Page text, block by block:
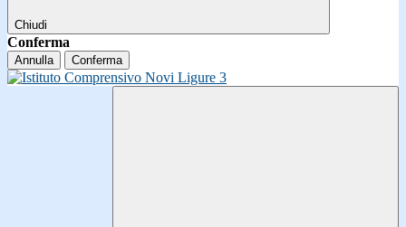
Chiudi
Conferma
Annulla Conferma